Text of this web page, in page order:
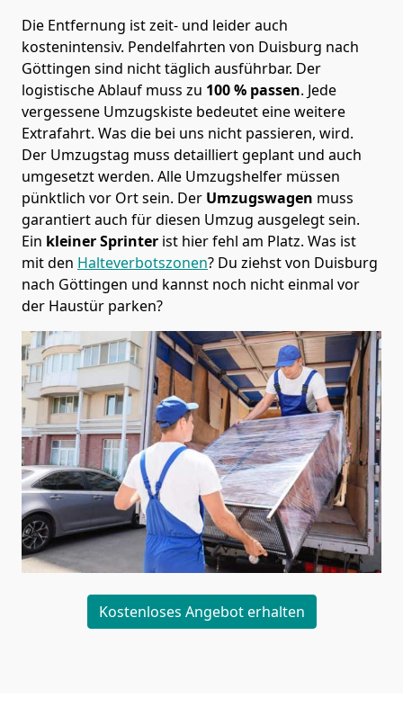
Die Entfernung ist zeit- und leider auch
kostenintensiv. Pendelfahrten von Duisburg nach
Göttingen sind nicht täglich ausführbar. Der
logistische Ablauf muss zu 100 % passen. Jede
vergessene Umzugskiste bedeutet eine weitere
Extrafahrt. Was die bei uns nicht passieren, wird.
Der Umzugstag muss detailliert geplant und auch
umgesetzt werden. Alle Umzugshelfer müssen
pünktlich vor Ort sein. Der Umzugswagen muss
garantiert auch für diesen Umzug ausgelegt sein.
Ein kleiner Sprinter ist hier fehl am Platz. Was ist
mit den Halteverbotszonen? Du ziehst von Duisburg
nach Göttingen und kannst noch nicht einmal vor
der Haustür parken?
Kostenloses Angebot erhalten